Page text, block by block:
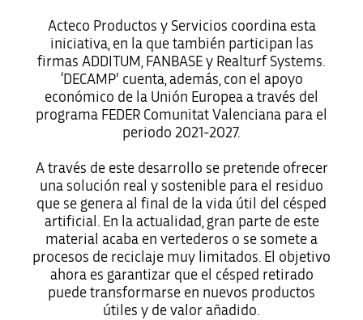
Acteco Productos y Servicios coordina esta
iniciativa, en la que también participan las
firmas ADDITUM, FANBASE y Realturf Systems.
‘DECAMP’ cuenta, además, con el apoyo
económico de la Unión Europea a través del
programa FEDER Comunitat Valenciana para el
periodo 2021-2027.
A través de este desarrollo se pretende ofrecer
una solución real y sostenible para el residuo
que se genera al final de la vida útil del césped
artificial. En la actualidad, gran parte de este
material acaba en vertederos o se somete a
procesos de reciclaje muy limitados. El objetivo
ahora es garantizar que el césped retirado
puede transformarse en nuevos productos
útiles y de valor añadido.